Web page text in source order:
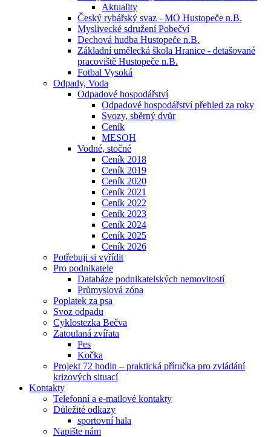
Aktuality
Český rybářský svaz - MO Hustopeče n.B.
Myslivecké sdružení Pobečví
Dechová hudba Hustopeče n.B.
Základní umělecká škola Hranice - detašované
pracoviště Hustopeče n.B.
Fotbal Vysoká
Odpady, Voda
Odpadové hospodářství
Odpadové hospodářství přehled za roky
Svozy, sběrný dvůr
Ceník
MESOH
Vodné, stočné
Ceník 2018
Ceník 2019
Ceník 2020
Ceník 2021
Ceník 2022
Ceník 2023
Ceník 2024
Ceník 2025
Ceník 2026
Potřebuji si vyřídit
Pro podnikatele
Databáze podnikatelských nemovitostí
Průmyslová zóna
Poplatek za psa
Svoz odpadu
Cyklostezka Bečva
Zatoulaná zvířata
Pes
Kočka
Projekt 72 hodin – praktická příručka pro zvládání
krizových situací
Kontakty
Telefonní a e-mailové kontakty
Důležité odkazy
sportovní hala
Napište nám